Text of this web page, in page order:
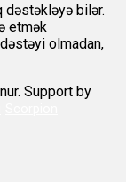
dəstəkləyə bilər.
etmək
olmadan,
Support by